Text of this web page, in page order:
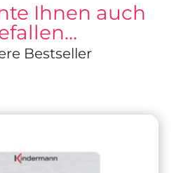
Ihnen auch
Bestseller